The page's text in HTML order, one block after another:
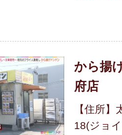
から揚
府店
【住所
18(ジョ